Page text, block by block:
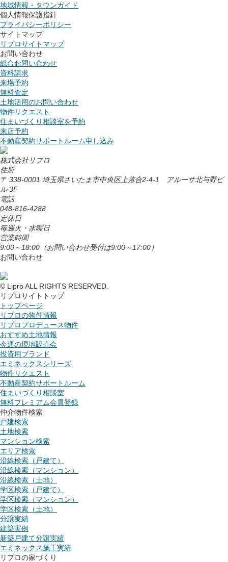
地域情報・タウンガイド
個人情報保護指針
プライバシーポリシー
サイトマップ
リプロサイトマップ
お問い合わせ
総合お問い合わせ
資料請求
来場予約
無料査定
土地活用のお問い合わせ
物件リクエスト
住まいづくり相談室を予約
来店予約
不動産契約サポートルーム申し込み
株式会社リプロ
住所
〒 338-0001 埼玉県さいたま市中央区上落合2-4-1 アルーサ北与野ビ
ル 3F
電話
048-816-4288
定休日
毎週火・水曜日
営業時間
9:00～18:00 （お問い合わせ受付は9:00～17:00）
お問い合わせ
© Lipro ALL RIGHTS RESERVED.
リプロサイトトップ
トップページ
リプロの物件情報
リプロプロデュース物件
おすすめ土地情報
今週の現地販売会
投資用ブランド
エミネックスシリーズ
物件リクエスト
不動産契約サポートルーム
住まいづくり相談室
無料プレミアム会員登録
仲介物件検索
戸建検索
土地検索
マンション検索
エリア検索
沿線検索（戸建て）
沿線検索（マンション）
沿線検索（土地）
学区検索（戸建て）
学区検索（マンション）
学区検索（土地）
分譲実績
建築実例
新築戸建て分譲実績
エミネックス施工実績
リプロの家づくり